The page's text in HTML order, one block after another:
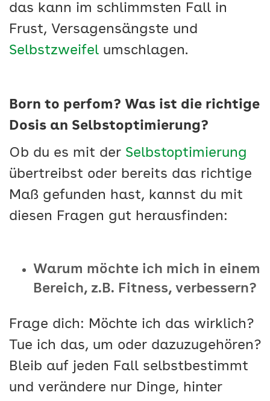
das kann im schlimmsten Fall in
Frust, Versagensängste und
Selbstzweifel umschlagen.
Born to perfom? Was ist die richtige
Dosis an Selbstoptimierung?
Ob du es mit der Selbstoptimierung
übertreibst oder bereits das richtige
Maß gefunden hast, kannst du mit
diesen Fragen gut herausfinden:
Warum möchte ich mich in einem
Bereich, z.B. Fitness, verbessern?
Frage dich: Möchte ich das wirklich?
Tue ich das, um oder dazuzugehören?
Bleib auf jeden Fall selbstbestimmt
und verändere nur Dinge, hinter